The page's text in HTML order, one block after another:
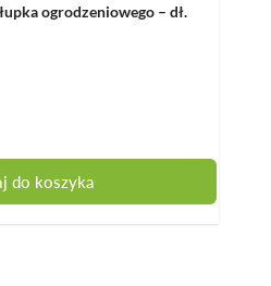
ogrodzeniowego – dł.
do koszyka